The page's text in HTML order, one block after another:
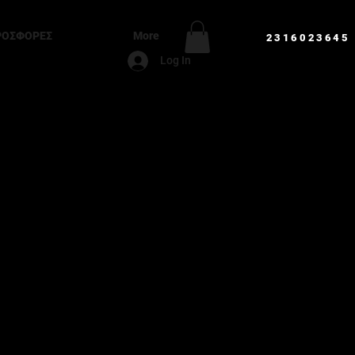
More
Log In
2316023645